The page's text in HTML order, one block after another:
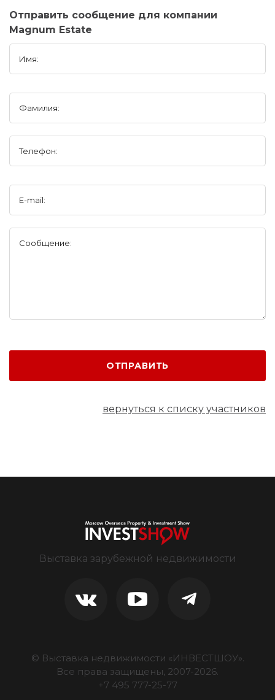
Отправить сообщение для компании
Magnum Estate
Имя:
Фамилия:
Телефон:
E-mail:
Сообщение:
ОТПРАВИТЬ
вернуться к списку участников
Выставка зарубежной недвижимости
© Выставка недвижимости «ИНВЕСТШОУ».
Все права защищены, 2007-2026.
+7 495 777-25-77